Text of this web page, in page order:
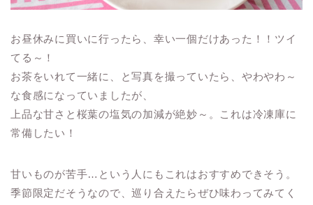
お昼休みに買いに行ったら、幸い一個だけあった！！ツイ
てる～！
お茶をいれて一緒に、と写真を撮っていたら、やわやわ～
な食感になっていましたが、
上品な甘さと桜葉の塩気の加減が絶妙～。これは冷凍庫に
常備したい！
甘いものが苦手…という人にもこれはおすすめできそう。
季節限定だそうなので、巡り合えたらぜひ味わってみてく